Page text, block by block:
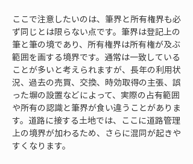
ここで注意したいのは、筆界と所有権界も必
ず同じとは限らない点です。筆界は登記上の
筆と筆の境であり、所有権界は所有権が及ぶ
範囲を画する境界です。通常は一致している
ことが多いと考えられますが、長年の利用状
況、過去の売買、交換、時効取得の主張、誤
った塀の設置などによって、実際の占有範囲
や所有の認識と筆界が食い違うことがありま
す。道路に接する土地では、ここに道路管理
上の境界が加わるため、さらに混同が起きや
すくなります。